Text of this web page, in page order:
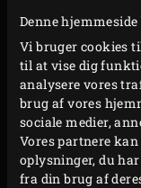
Denne
Vi bruger cookies
til at vise dig
analysere vores
brug af vores
sociale medier,
Vores partnere
oplysninger, du
fra din brug af
KONTAKT
EFTERNAVN*
VIRKSOMHED